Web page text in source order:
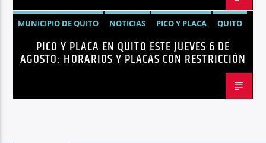
MUNICIPIO DE QUITO NOTICIAS PICO Y PLACA QUITO
PICO Y PLACA EN QUITO ESTE JUEVES 6 DE
AGOSTO: HORARIOS Y PLACAS CON RESTRICCIÓN